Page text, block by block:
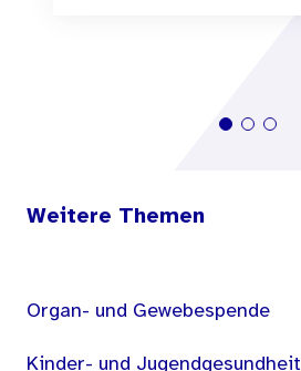
Weitere Themen
Organ- und Gewebespende
Kinder- und Jugendgesundheit